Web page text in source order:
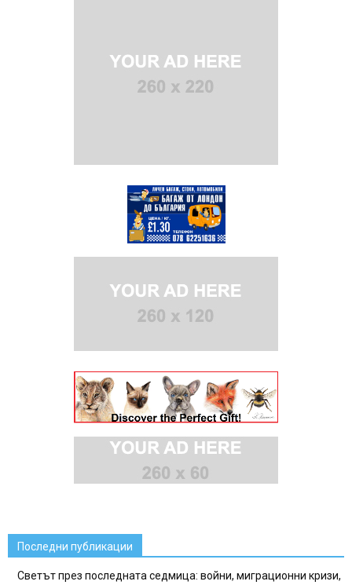
Последни публикации
Светът през последната седмица: войни, миграционни кризи,